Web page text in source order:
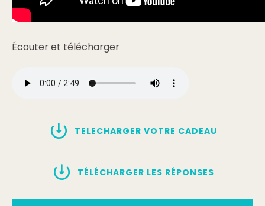
Écouter et télécharger
TELECHARGER VOTRE CADEAU
TÉLÉCHARGER LES RÉPONSES